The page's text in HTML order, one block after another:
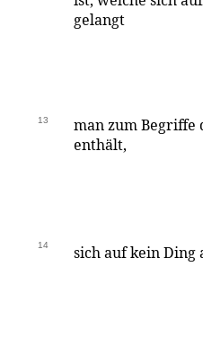
gelangt
13
man zum Begriffe
enthält,
14 sich auf kein Ding